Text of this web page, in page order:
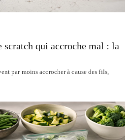
scratch qui accroche mal : la
par moins accrocher à cause des fils,